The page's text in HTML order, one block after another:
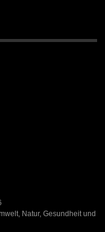
Natur, Gesundheit und